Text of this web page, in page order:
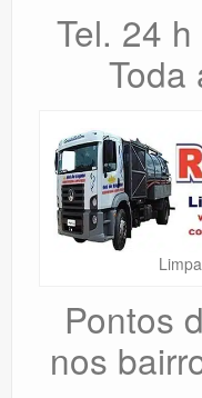
Tel. 24
Toda
Pontos
nos